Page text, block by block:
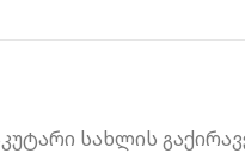
სახლის